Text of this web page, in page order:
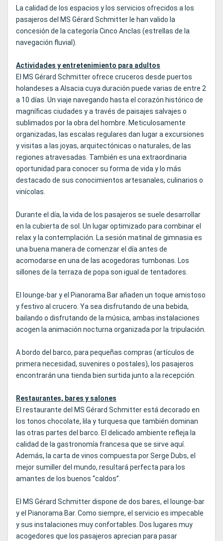
La calidad de los espacios y los servicios ofrecidos a los
pasajeros del MS Gérard Schmitter le han valido la
concesión de la categoría Cinco Anclas (estrellas de la
navegación fluvial).
Actividades y entretenimiento para adultos
El MS Gérard Schmitter ofrece cruceros desde puertos
holandeses a Alsacia cuya duración puede varias de entre 2
a 10 días. Un viaje navegando hasta el corazón histórico de
magníficas ciudades y a través de paisajes salvajes o
sublimados por la obra del hombre. Meticulosamente
organizadas, las escalas regulares dan lugar a excursiones
y visitas a las joyas, arquitectónicas o naturales, de las
regiones atravesadas. También es una extraordinaria
oportunidad para conocer su forma de vida y lo más
destacado de sus conocimientos artesanales, culinarios o
vinícolas.
Durante el día, la vida de los pasajeros se suele desarrollar
en la cubierta de sol. Un lugar optimizado para combinar el
relax y la contemplación. La sesión matinal de gimnasia es
una buena manera de comenzar el día antes de
acomodarse en una de las acogedoras tumbonas. Los
sillones de la terraza de popa son igual de tentadores.
El lounge-bar y el Pianorama Bar añaden un toque amistoso
y festivo al crucero. Ya sea disfrutando de una bebida,
bailando o disfrutando de la música, ambas instalaciones
acogen la animación nocturna organizada por la tripulación.
A bordo del barco, para pequeñas compras (artículos de
primera necesidad, suvenires o postales), los pasajeros
encontrarán una tienda bien surtida junto a la recepción.
Restaurantes, bares y salones
El restaurante del MS Gérard Schmitter está decorado en
los tonos chocolate, lila y turquesa que también dominan
las otras partes del barco. El delicado ambiente refleja la
calidad de la gastronomía francesa que se sirve aquí.
Además, la carta de vinos compuesta por Serge Dubs, el
mejor sumiller del mundo, resultará perfecta para los
amantes de los buenos “caldos”.
El MS Gérard Schmitter dispone de dos bares, el lounge-bar
y el Pianorama Bar. Como siempre, el servicio es impecable
y sus instalaciones muy confortables. Dos lugares muy
acogedores que los pasajeros aprecian para pasar